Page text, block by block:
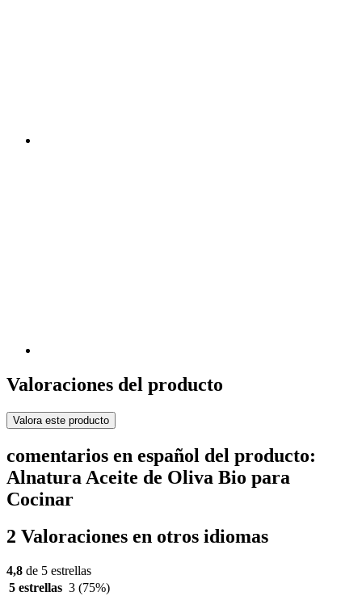
Valoraciones del producto
Valora este producto
comentarios en español del producto:
Alnatura Aceite de Oliva Bio para
Cocinar
2 Valoraciones en otros idiomas
4,8 de 5 estrellas
5 estrellas 3 (75%)